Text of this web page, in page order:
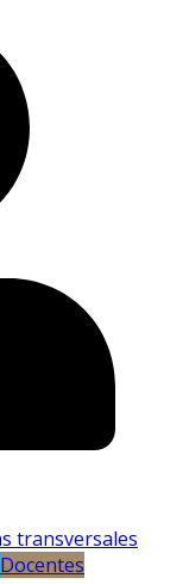
Docentes